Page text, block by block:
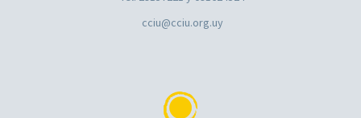
cciu@cciu.org.uy